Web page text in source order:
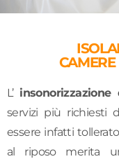
L’
servizi più richiesti
essere infatti
al riposo merita